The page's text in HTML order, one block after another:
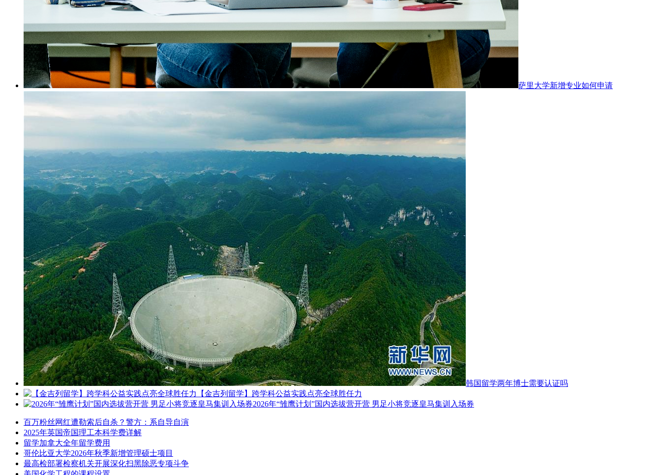
萨里大学新增专业如何申请
韩国留学两年博士需要认证吗
【金吉列留学】跨学科公益实践点亮全球胜任力
2026年“雏鹰计划”国内选拔营开营 男足小将竞逐皇马集训入场券
百万粉丝网红遭勒索后自杀？警方：系自导自演
2025年英国帝国理工本科学费详解
留学加拿大全年留学费用
哥伦比亚大学2026年秋季新增管理硕士项目
最高检部署检察机关开展深化扫黑除恶专项斗争